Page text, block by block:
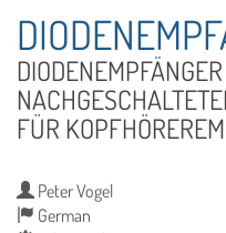
FÜR
Peter Vogel
German